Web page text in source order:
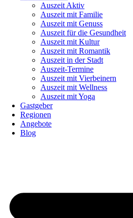
Auszeit Aktiv
Auszeit mit Familie
Auszeit mit Genuss
Auszeit für die Gesundheit
Auszeit mit Kultur
Auszeit mit Romantik
Auszeit in der Stadt
Auszeit-Termine
Auszeit mit Vierbeinern
Auszeit mit Wellness
Auszeit mit Yoga
Gastgeber
Regionen
Angebote
Blog